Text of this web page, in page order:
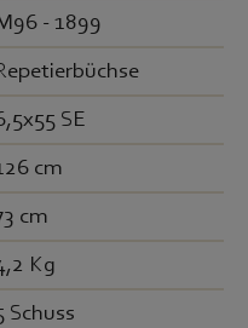
- 1899
SE
cm
cm
Kg
Schuss